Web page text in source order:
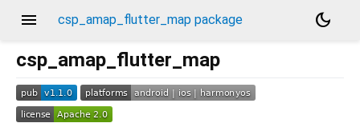
menu csp_amap_flutter_map package
dark_mode
csp_amap_flutter_map